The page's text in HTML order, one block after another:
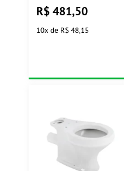
R$ 481,50
10x de R$ 48,15